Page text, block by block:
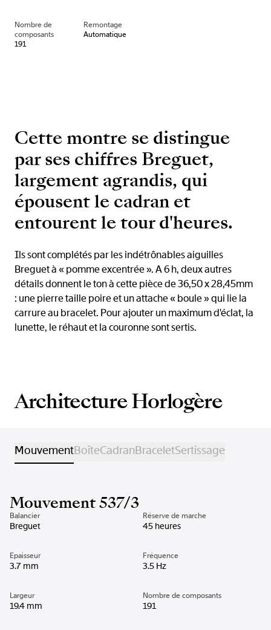
Nombre de
composants
191
Remontage
Automatique
Cette montre se distingue
par ses chiffres Breguet,
largement agrandis, qui
épousent le cadran et
entourent le tour d'heures.
Ils sont complétés par les indétrônables aiguilles
Breguet à « pomme excentrée ». A 6 h, deux autres
détails donnent le ton à cette pièce de 36,50 x 28,45mm
: une pierre taille poire et un attache « boule » qui lie la
carrure au bracelet. Pour ajouter un maximum d'éclat, la
lunette, le réhaut et la couronne sont sertis.
Architecture Horlogère
MouvementBoîteCadranBraceletSertissage
Mouvement 537/3
Balancier
Breguet
Réserve de marche
45 heures
Epaisseur
3.7 mm
Fréquence
3.5 Hz
Largeur
19.4 mm
Nombre de composants
191